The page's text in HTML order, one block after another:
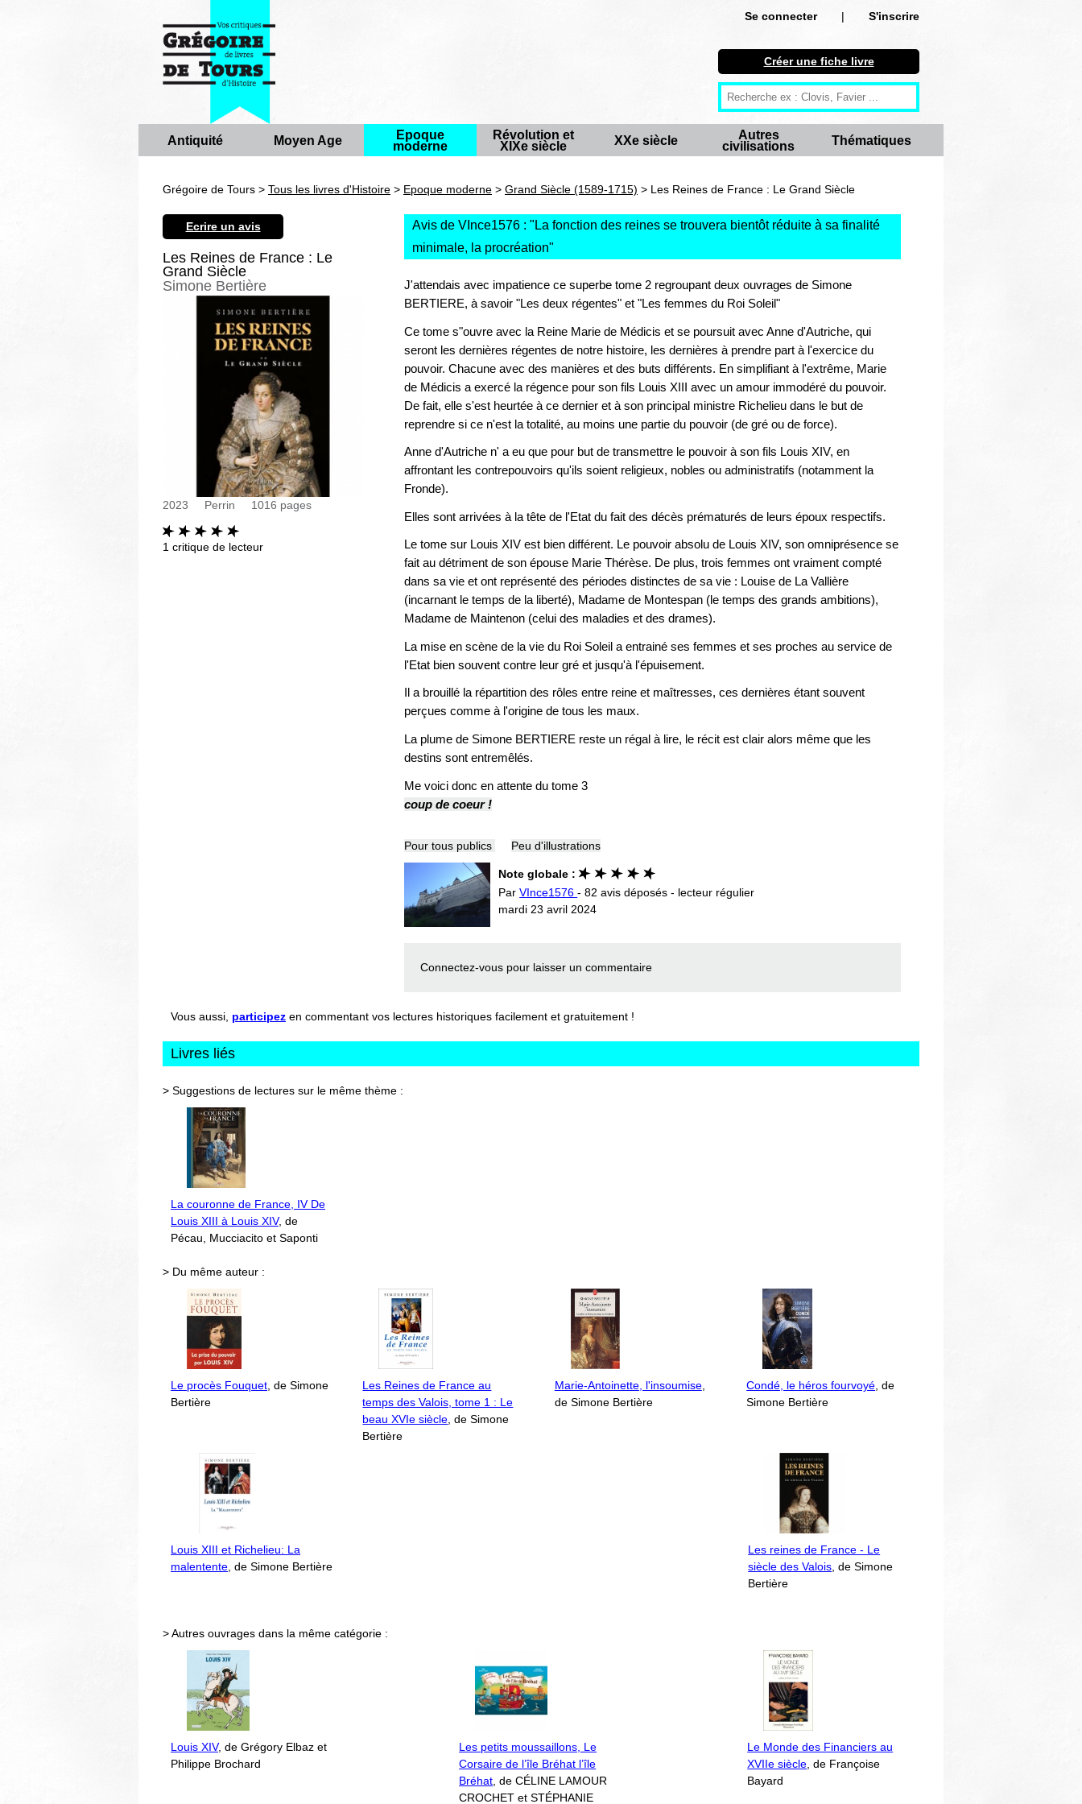
Se connecter |
S'inscrire
S'inscrire
Créer une fiche livre
Antiquité
Moyen Age
Epoque moderne
XXe siècle
Autres civilisations
Thématiques
Créer une fiche livre
Antiquité Moyen Age
Epoque
moderne
Révolution et
XIXe siècle
XXe siècle
Autres
civilisations
Thématiques
Grégoire de Tours > Tous les livres d'Histoire > Epoque moderne > Grand Siècle (1589-1715) > Les Reines de France : Le Grand Siècle
Ecrire un avis
Les Reines de France : Le
Grand Siècle
Simone Bertière
2023 Perrin 1016 pages
1 critique de lecteur
Avis de VInce1576 : " La fonction des reines se trouvera bientôt réduite à sa finalité
minimale, la procréation"
J'attendais avec impatience ce superbe tome 2 regroupant deux ouvrages de Simone
BERTIERE, à savoir "Les deux régentes" et "Les femmes du Roi Soleil"
Ce tome s"ouvre avec la Reine Marie de Médicis et se poursuit avec Anne d'Autriche, qui
seront les dernières régentes de notre histoire, les dernières à prendre part à l'exercice du
pouvoir. Chacune avec des manières et des buts différents. En simplifiant à l'extrême, Marie
de Médicis a exercé la régence pour son fils Louis XIII avec un amour immodéré du pouvoir.
De fait, elle s'est heurtée à ce dernier et à son principal ministre Richelieu dans le but de
reprendre si ce n'est la totalité, au moins une partie du pouvoir (de gré ou de force).
Anne d'Autriche n' a eu que pour but de transmettre le pouvoir à son fils Louis XIV, en
affrontant les contrepouvoirs qu'ils soient religieux, nobles ou administratifs (notamment la
Fronde).
Elles sont arrivées à la tête de l'Etat du fait des décès prématurés de leurs époux respectifs.
Le tome sur Louis XIV est bien différent. Le pouvoir absolu de Louis XIV, son omniprésence se
fait au détriment de son épouse Marie Thérèse. De plus, trois femmes ont vraiment compté
dans sa vie et ont représenté des périodes distinctes de sa vie : Louise de La Vallière
(incarnant le temps de la liberté), Madame de Montespan (le temps des grands ambitions),
Madame de Maintenon (celui des maladies et des drames).
La mise en scène de la vie du Roi Soleil a entrainé ses femmes et ses proches au service de
l'Etat bien souvent contre leur gré et jusqu'à l'épuisement.
Il a brouillé la répartition des rôles entre reine et maîtresses, ces dernières étant souvent
perçues comme à l'origine de tous les maux.
La plume de Simone BERTIERE reste un régal à lire, le récit est clair alors même que les
destins sont entremêlés.
Me voici donc en attente du tome 3
coup de coeur !
Pour tous publics Peu d'illustrations
Note globale :
ParVInce1576- 82 avis déposés - lecteur régulier
mardi 23 avril 2024
Connectez-vous pour laisser un commentaire
Vous aussi, participez en commentant vos lectures historiques facilement et gratuitement !
Livres liés
> Suggestions de lectures sur le même thème :
La couronne de France, IV De
Louis XIII à Louis XIV, de
Pécau, Mucciacito et Saponti
> Du même auteur :
Le procès Fouquet , de Simone
Bertière
Les Reines de France au
temps des Valois, tome 1 : Le
beau XVIe siècle , de Simone
Bertière
Marie-Antoinette, l'insoumise,
de Simone Bertière
Condé, le héros fourvoyé , de
Simone Bertière
Louis XIII et Richelieu: La
malentente , de Simone Bertière
Les reines de France - Le
siècle des Valois , de Simone
Bertière
> Autres ouvrages dans la même catégorie :
Louis XIV, de Grégory Elbaz et
Philippe Brochard
Les petits moussaillons, Le
Corsaire de l’île Bréhat l’île
Bréhat , de CÉLINE LAMOUR
CROCHET et STÉPHANIE
Le Monde des Financiers au
XVIIe siècle , de Françoise
Bayard